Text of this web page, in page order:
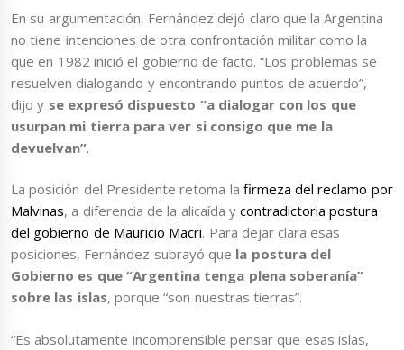
En su argumentación, Fernández dejó claro que la Argentina
no tiene intenciones de otra confrontación militar como la
que en 1982 inició el gobierno de facto. “Los problemas se
resuelven dialogando y encontrando puntos de acuerdo”,
dijo y se expresó dispuesto “a dialogar con los que
usurpan mi tierra para ver si consigo que me la
devuelvan”.
La posición del Presidente retoma la firmeza del reclamo por
Malvinas, a diferencia de la alicaída ycontradictoria postura
del gobierno de Mauricio Macri. Para dejar clara esas
posiciones, Fernández subrayó que la postura del
Gobierno es que “Argentina tenga plena soberanía”
sobre las islas, porque “son nuestras tierras”.
“Es absolutamente incomprensible pensar que esas islas,